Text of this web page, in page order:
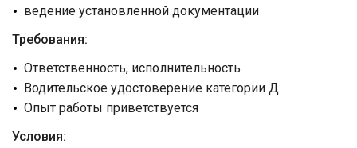
ведение установленной документации
Требования:
Ответственность, исполнительность
Водительское удостоверение категории Д
Опыт работы приветствуется
Условия: